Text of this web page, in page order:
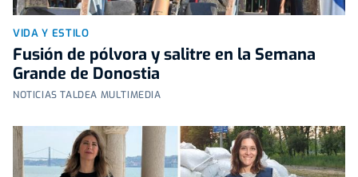
VIDA Y ESTILO
Fusión de pólvora y salitre en la Semana
Grande de Donostia
NOTICIAS TALDEA MULTIMEDIA